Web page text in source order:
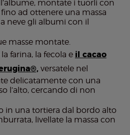
montate i tuorli con
ad ottenere una massa
neve gli albumi con il
masse montate.
farina, la fecola e il cacao
versatele nel
delicatamente con una
l’alto, cercando di non
in una tortiera dal bordo alto
livellate la massa con